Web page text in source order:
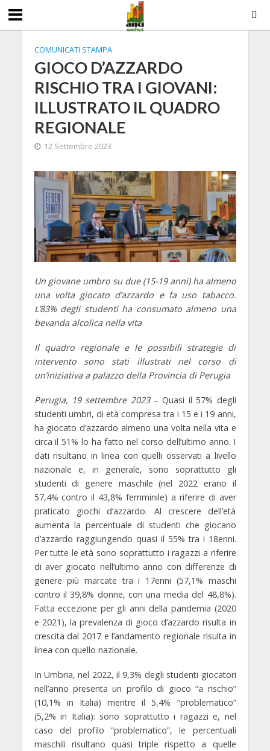
COMUNICATI STAMPA
GIOCO D’AZZARDO
RISCHIO TRA I GIOVANI:
ILLUSTRATO IL QUADRO
REGIONALE
12 Settembre 2023
Un giovane umbro su due (15-19 anni) ha almeno
una volta giocato d’azzardo e fa uso tabacco.
L’83% degli studenti ha consumato almeno una
bevanda alcolica nella vita
Il quadro regionale e le possibili strategie di
intervento sono stati illustrati nel corso di
un’iniziativa a palazzo della Provincia di Perugia
Perugia, 19 settembre 2023– Quasi il 57% degli
studenti umbri, di età compresa tra i 15 e i 19 anni,
ha giocato d’azzardo almeno una volta nella vita e
circa il 51% lo ha fatto nel corso dell’ultimo anno. I
dati risultano in linea con quelli osservati a livello
nazionale e, in generale, sono soprattutto gli
studenti di genere maschile (nel 2022 erano il
57,4% contro il 43,8% femminile) a riferire di aver
praticato giochi d’azzardo. Al crescere dell’età
aumenta la percentuale di studenti che giocano
d’azzardo raggiungendo quasi il 55% tra i 18enni.
Per tutte le età sono soprattutto i ragazzi a riferire
di aver giocato nell’ultimo anno con differenze di
genere più marcate tra i 17enni (57,1% maschi
contro il 39,8% donne, con una media del 48,8%).
Fatta eccezione per gli anni della pandemia (2020
e 2021), la prevalenza di gioco d’azzardo risulta in
crescita dal 2017 e l’andamento regionale risulta in
linea con quello nazionale.
In Umbria, nel 2022, il 9,3% degli studenti giocatori
nell’anno presenta un profilo di gioco “a rischio”
(10,1% in Italia) mentre il 5,4% “problematico”
(5,2% in Italia): sono soprattutto i ragazzi e, nel
caso del profilo “problematico”, le percentuali
maschili risultano quasi triple rispetto a quelle